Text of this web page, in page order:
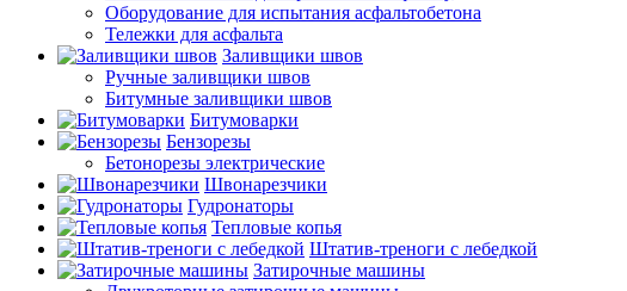
Оборудование для испытания асфальтобетона
Тележки для асфальта
Заливщики швов
Ручные заливщики швов
Битумные заливщики швов
Битумоварки
Бензорезы
Бетонорезы электрические
Швонарезчики
Гудронаторы
Тепловые копья
Штатив-треноги с лебедкой
Затирочные машины